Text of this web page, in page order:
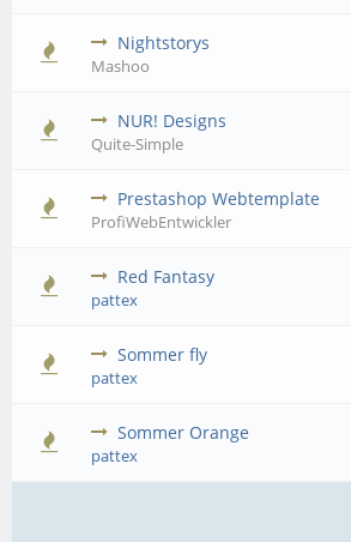
Nightstorys
Mashoo
NUR! Designs
Quite-Simple
Prestashop Webtemplate
ProfiWebEntwickler
Red Fantasy
pattex
Sommer fly
pattex
Sommer Orange
pattex